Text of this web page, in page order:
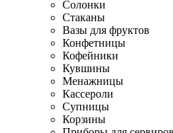
Солонки
Стаканы
Вазы для фруктов
Конфетницы
Кофейники
Кувшины
Менажницы
Кассероли
Супницы
Корзины